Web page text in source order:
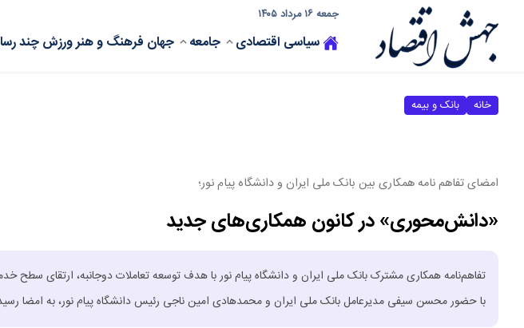
جمعه ۱۶ مرداد ۱۴۰۵
سیاسی اقتصادی جامعه جهان فرهنگ و هنرورزشچند
خانه بانک و بیمه
امضای تفاهم نامه همکاری بین بانک ملی ایران و دانشگاه پیام نور؛
«دانش‌محوری» در کانون همکاری‌های جدید
تفاهم‌نامه همکاری مشترک بانک ملی ایران و دانشگاه پیام نور با هدف توسعه تعاملات دوجانبه، ارتقای
با حضور محسن سیفی مدیرعامل بانک ملی ایران و محمدهادی امین ناجی رئیس دانشگاه پیام نور، به امضا